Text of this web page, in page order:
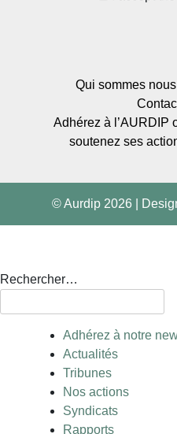
Qui sommes
Adhérez à l’AURDIP
soutenez ses
© Aurdip 2026
Rechercher…
Adhérez à notre
Actualités
Tribunes
Nos actions
Syndicats
Rapports